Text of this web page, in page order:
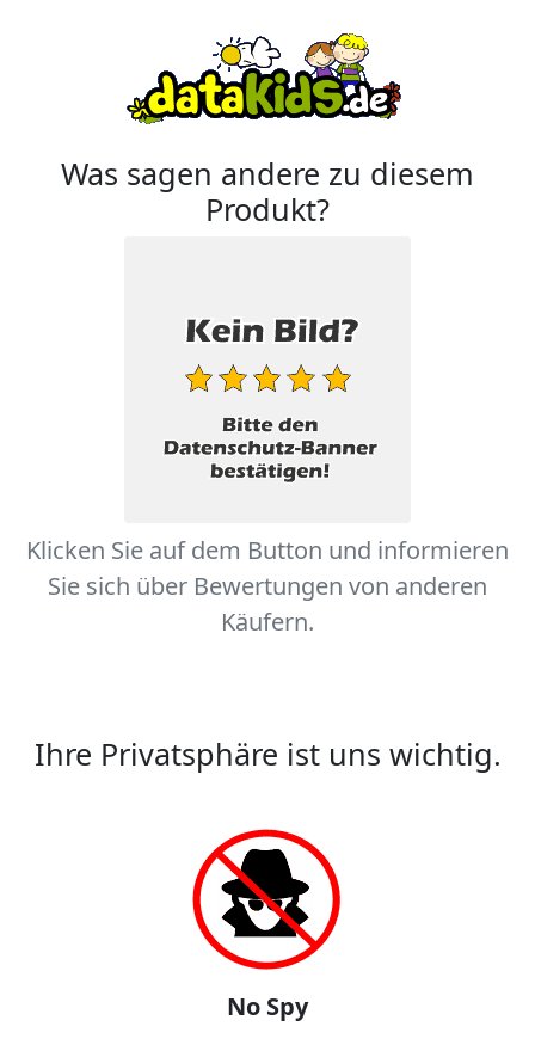
Was sagen andere zu diesem
Produkt?
Klicken Sie auf dem Button und informieren
Sie sich über Bewertungen von anderen
Käufern.
Ihre Privatsphäre ist uns wichtig.
No Spy